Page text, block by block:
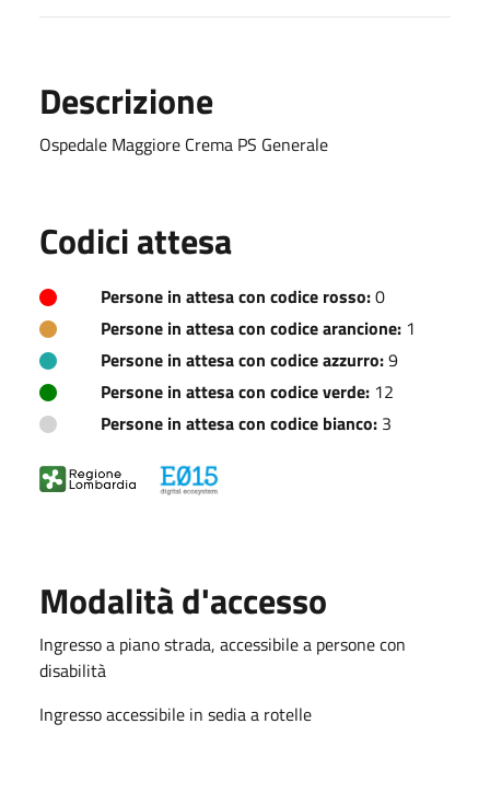
Descrizione
Ospedale Maggiore Crema PS Generale
Codici attesa
Persone in attesa con codice rosso:0
Persone in attesa con codice arancione: 1
Persone in attesa con codice azzurro:9
Persone in attesa con codice verde: 12
Persone in attesa con codice bianco: 3
Modalità d'accesso
Ingresso a piano strada, accessibile a persone con
disabilità
Ingresso accessibile in sedia a rotelle